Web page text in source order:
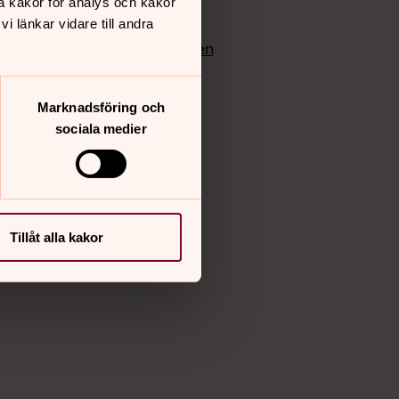
länkar vidare till andra
Marknadsföring och
sociala medier
Tillåt alla kakor
Instagram
Vimeo
Bloggportalen